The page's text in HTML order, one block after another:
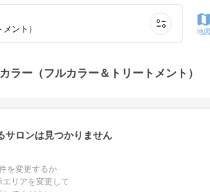
ント）
地図
ラー（フルカラー＆トリートメント）
サロンは見つかりません
を変更するか
エリアを変更して